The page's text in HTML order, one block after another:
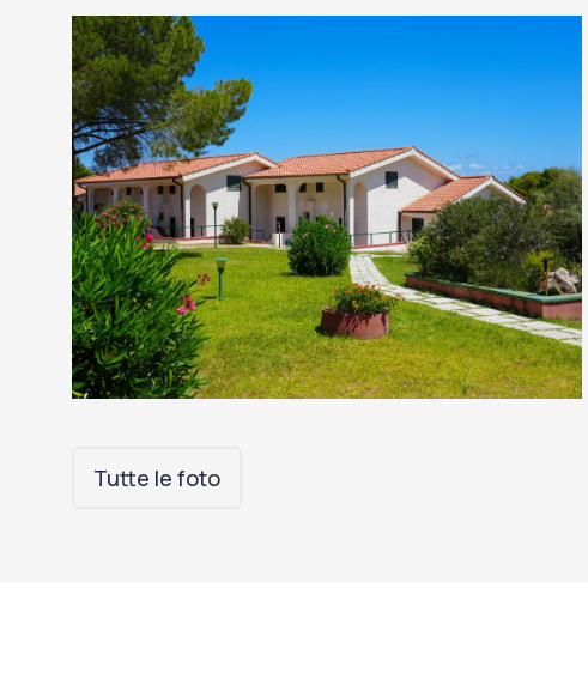
Tutte le foto